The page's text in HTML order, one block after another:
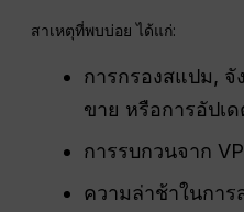
สาเหตุที่พบบ่อย ได้แก่:
การกรองสแปม, จั
ขาย หรือการอัปเด
การรบกวนจาก
ความล่าช้าในการ